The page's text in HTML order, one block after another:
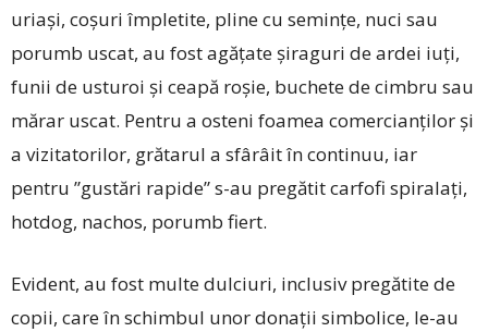
uriași, coșuri împletite, pline cu semințe, nuci sau
porumb uscat, au fost agățate șiraguri de ardei iuți,
funii de usturoi și ceapă roșie, buchete de cimbru sau
mărar uscat. Pentru a osteni foamea comercianților și
a vizitatorilor, grătarul a sfârâit în continuu, iar
pentru ”gustări rapide” s-au pregătit carfofi spiralați,
hotdog, nachos, porumb fiert.
Evident, au fost multe dulciuri, inclusiv pregătite de
copii, care în schimbul unor donații simbolice, ­le-au